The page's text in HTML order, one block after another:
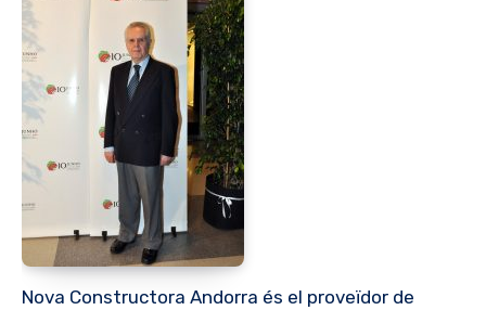
Nova Constructora Andorra és el proveïdor de